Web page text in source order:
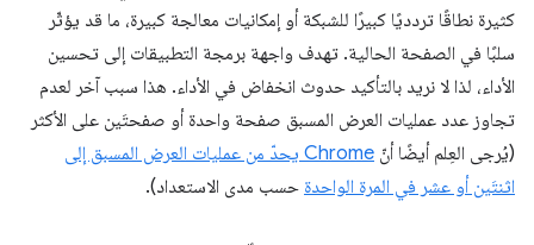
كثيرة نطاقًا تردديًا كبيرًا للشبكة أو إمكانيات معالجة كبيرة، ما قد يؤثّر
سلبًا في الصفحة الحالية. تهدف واجهة برمجة التطبيقات إلى تحسين
الأداء، لذا لا نريد بالتأكيد حدوث انخفاض في الأداء. هذا سبب آخر لعدم
تجاوز عدد عمليات العرض المسبق صفحة واحدة أو صفحتَين على الأكثر
(يُرجى العِلم أيضًا أنّ
Chrome يحدّ من عمليات العرض المسبق إلى
اثنتَين أو عشر في المرة الواحدة حسب مدى الاستعداد).